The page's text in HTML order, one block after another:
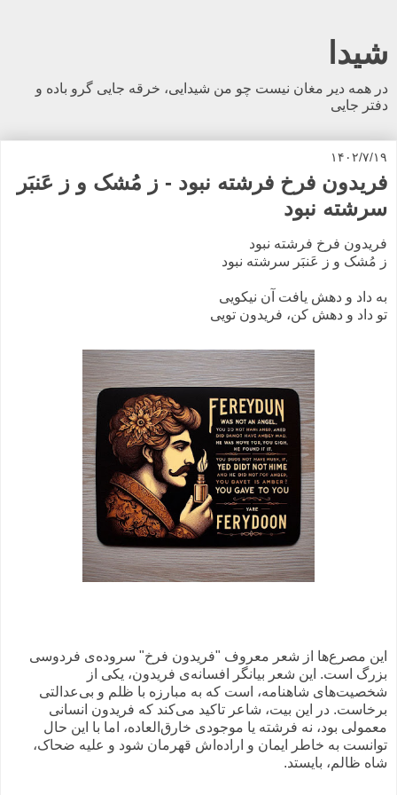
شیدا
در همه دیر مغان نیست چو من شیدایی، خرقه جایی گرو باده و
دفتر جایی
۱۴۰۲/۷/۱۹
فریدون فرخ فرشته نبود - ز مُشک و ز عَنبَر
سرشته نبود
فریدون فرخ فرشته نبود
ز مُشک و ز عَنبَر سرشته نبود
به داد و دهش یافت آن نیکویی
تو داد و دهش کن، فریدون تویی
این مصرع‌ها از شعر معروف "فریدون فرخ" سروده‌ی فردوسی
بزرگ است. این شعر بیانگر افسانه‌ی فریدون، یکی از
شخصیت‌های شاهنامه، است که به مبارزه با ظلم و بی‌عدالتی
برخاست. در این بیت، شاعر تاکید می‌کند که فریدون انسانی
معمولی بود، نه فرشته یا موجودی خارق‌العاده، اما با این حال
توانست به خاطر ایمان و اراده‌اش قهرمان شود و علیه ضحاک،
شاه ظالم، بایستد.